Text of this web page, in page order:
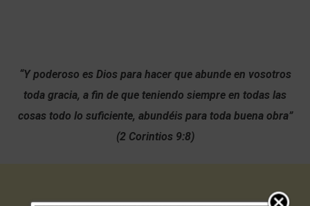
“Y poderoso es Dios para hacer que abunde en vosotros
toda gracia, a fin de que teniendo siempre en todas las
cosas todo lo suficiente, abundéis para toda buena obra”
(2 Corintios 9:8)